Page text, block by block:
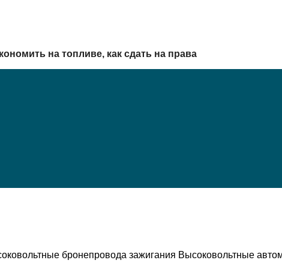
на топливе, как сдать на права
бронепровода зажигания Высоковольтные